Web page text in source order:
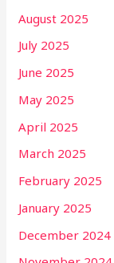
August 2025
July 2025
June 2025
May 2025
April 2025
March 2025
February 2025
January 2025
December 2024